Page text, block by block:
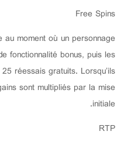
Free Spins
moment où un personnage
fonctionnalité bonus, puis les
réessais gratuits. Lorsqu’ils
sont multipliés par la mise
initiale.
RTP